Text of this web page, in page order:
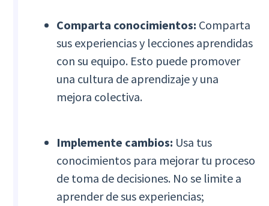
Comparta conocimientos: Comparta
sus experiencias y lecciones aprendidas
con su equipo. Esto puede promover
una cultura de aprendizaje y una
mejora colectiva.
Implemente cambios: Usa tus
conocimientos para mejorar tu proceso
de toma de decisiones. No se limite a
aprender de sus experiencias;